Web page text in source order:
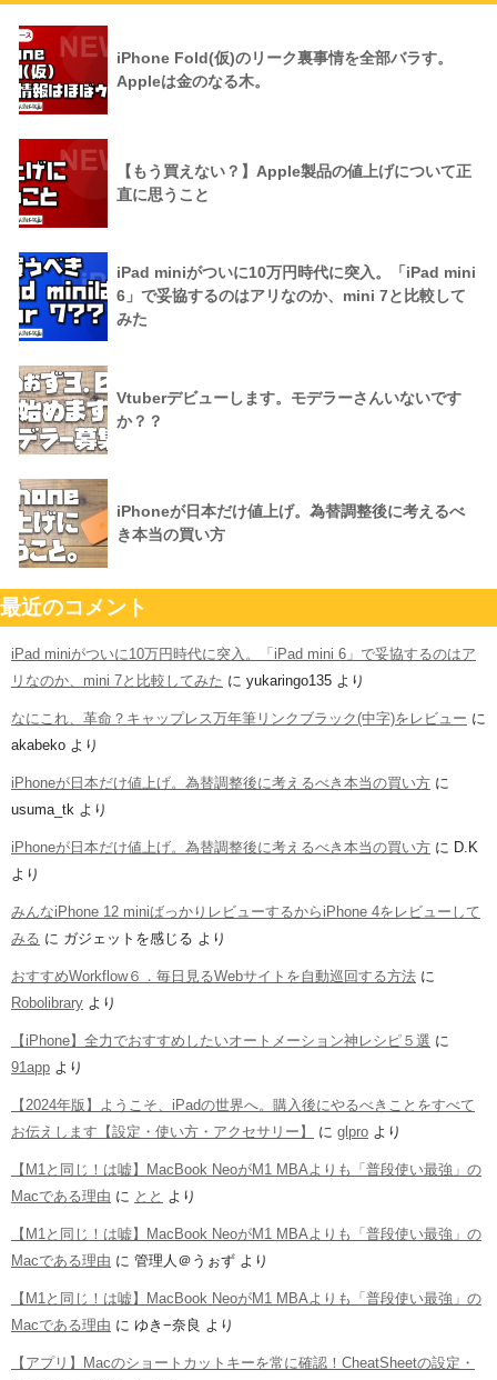
iPhone Fold(仮)のリーク裏事情を全部バラす。
Appleは金のなる木。
【もう買えない？】Apple製品の値上げについて正
直に思うこと
iPad miniがついに10万円時代に突入。「iPad mini
6」で妥協するのはアリなのか、mini 7と比較して
みた
Vtuberデビューします。モデラーさんいないです
か？？
iPhoneが日本だけ値上げ。為替調整後に考えるべ
き本当の買い方
最近のコメント
iPad miniがついに10万円時代に突入。「iPad mini 6」で妥協するのはア
リなのか、mini 7と比較してみた に yukaringo135 より
なにこれ、革命？キャップレス万年筆リンクブラック(中字)をレビュー に
akabeko より
iPhoneが日本だけ値上げ。為替調整後に考えるべき本当の買い方 に
usuma_tk より
iPhoneが日本だけ値上げ。為替調整後に考えるべき本当の買い方 に D.K
より
みんなiPhone 12 miniばっかりレビューするからiPhone 4をレビューして
みる に ガジェットを感じる より
おすすめWorkflow６．毎日見るWebサイトを自動巡回する方法 に
Robolibrary より
【iPhone】全力でおすすめしたいオートメーション神レシピ５選 に
91app より
【2024年版】ようこそ、iPadの世界へ。購入後にやるべきことをすべて
お伝えします【設定・使い方・アクセサリー】
に glpro より
【M1と同じ！は嘘】MacBook NeoがM1 MBAよりも「普段使い最強」の
Macである理由 に とと より
【M1と同じ！は嘘】MacBook NeoがM1 MBAよりも「普段使い最強」の
Macである理由 に 管理人＠うぉず より
【M1と同じ！は嘘】MacBook NeoがM1 MBAよりも「普段使い最強」の
Macである理由 に ゆき−奈良 より
【アプリ】Macのショートカットキーを常に確認！CheatSheetの設定・